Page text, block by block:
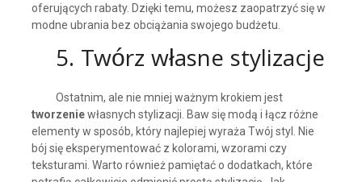
oferujących rabaty. Dzięki temu, możesz zaopatrzyć się w
modne ubrania bez obciążania swojego budżetu.
5. Twórz własne stylizacje
Ostatnim, ale nie mniej ważnym krokiem jest
tworzeniewłasnych stylizacji. Baw się modą i łącz różne
elementy w sposób, który najlepiej wyraża Twój styl. Nie
bój się eksperymentować z kolorami, wzorami czy
teksturami. Warto również pamiętać o dodatkach, które